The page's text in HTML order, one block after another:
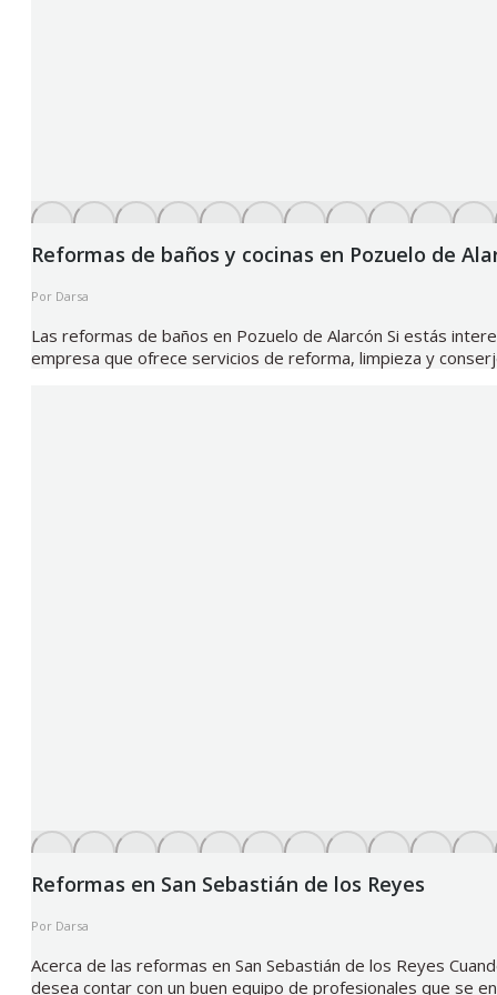
Reformas de baños y cocinas en Pozuelo de
Por Darsa
Las reformas de baños en Pozuelo de Alarcón Si estás
empresa que ofrece servicios de reforma, limpieza y
Reformas en San Sebastián de los Reyes
Por Darsa
Acerca de las reformas en San Sebastián de los Reyes
desea contar con un buen equipo de profesionales que se